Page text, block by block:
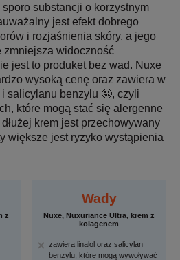
substancji o korzystnym
jest efekt dobrego
i rozjaśnienia skóry, a jego
zmniejsza widoczność
jest to produket bez wad. Nuxe
wysoką cenę oraz zawiera w
salicylanu benzylu 😬, czyli
które mogą stać się alergenne
krem jest przechowywany
większe jest ryzyko wystąpienia
z
Wady
Nuxe, Nuxuriance Ultra, krem z
kolagenem
zawiera linalol oraz salicylan
benzylu, które mogą wywoływać